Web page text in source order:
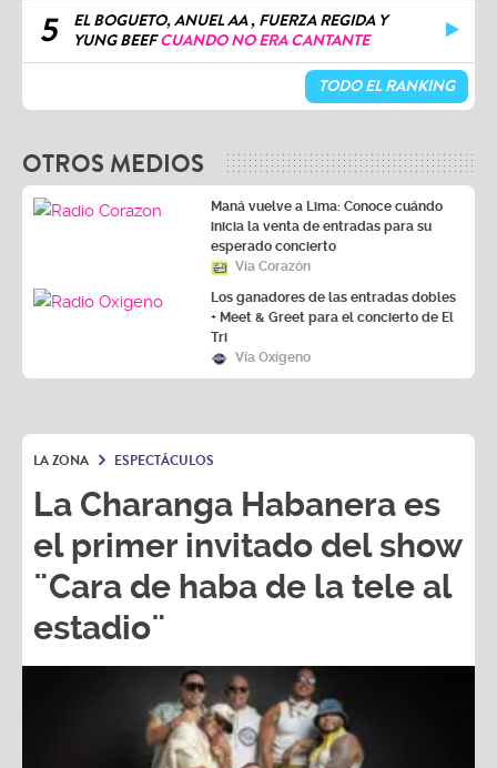
5
EL BOGUETO, ANUEL AA , FUERZA REGIDA Y
YUNG BEEFCUANDO NO ERA CANTANTE
TODO EL RANKING
OTROS MEDIOS
Maná vuelve a Lima: Conoce cuándo
inicia la venta de entradas para su
esperado concierto
Vía Corazón
Los ganadores de las entradas dobles
+ Meet & Greet para el concierto de El
Tri
Vía Oxígeno
LA ZONA ESPECTÁCULOS
La Charanga Habanera es
el primer invitado del show
¨Cara de haba de la tele al
estadio¨